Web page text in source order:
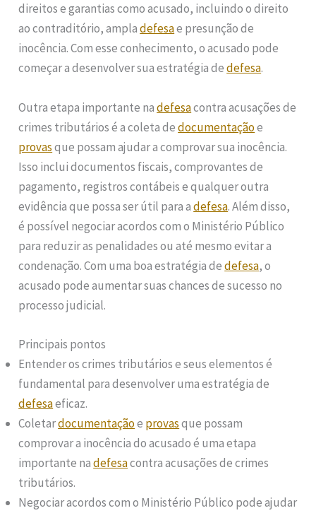
direitos e garantias como acusado, incluindo o direito
ao contraditório, ampladefesae presunção de
inocência. Com esse conhecimento, o acusado pode
começar a desenvolver sua estratégia dedefesa.
Outra etapa importante nadefesacontra acusações de
crimes tributários é a coleta dedocumentaçãoe
provasque possam ajudar a comprovar sua inocência.
Isso inclui documentos fiscais, comprovantes de
pagamento, registros contábeis e qualquer outra
evidência que possa ser útil para adefesa. Além disso,
é possível negociar acordos com o Ministério Público
para reduzir as penalidades ou até mesmo evitar a
condenação. Com uma boa estratégia dedefesa, o
acusado pode aumentar suas chances de sucesso no
processo judicial.
Principais pontos
Entender os crimes tributários e seus elementos é
fundamental para desenvolver uma estratégia de
defesaeficaz.
Coletardocumentaçãoe provasque possam
comprovar a inocência do acusado é uma etapa
importante nadefesacontra acusações de crimes
tributários.
Negociar acordos com o Ministério Público pode ajudar